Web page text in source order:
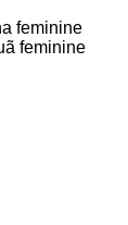
feminine
feminine